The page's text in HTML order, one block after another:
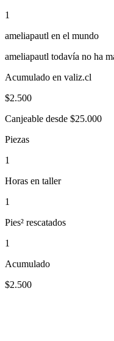
1
ameliapautl en el mundo
ameliapautl todavía no ha
Acumulado en valiz.cl
$2.500
Canjeable desde $25.000
Piezas
1
Horas en taller
1
Pies² rescatados
1
Acumulado
$2.500